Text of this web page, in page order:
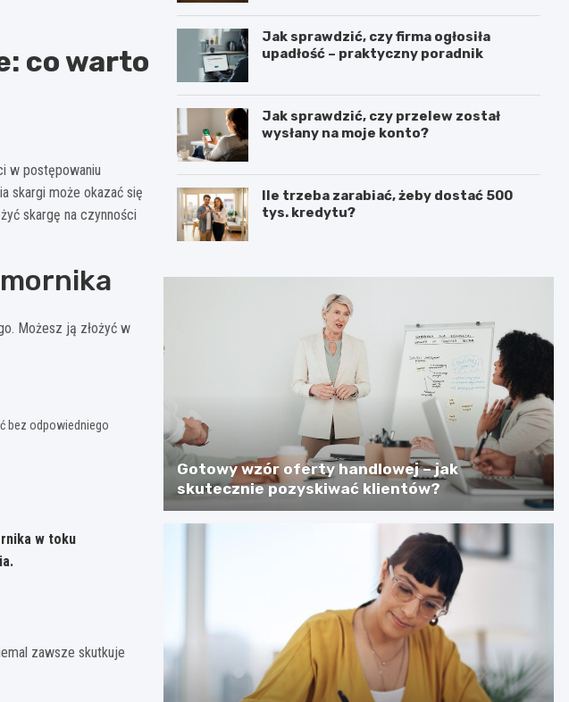
co warto
w postępowaniu
skargi może okazać się
skargę na czynności
Możesz ją złożyć w
bez odpowiedniego
w toku
zawsze skutkuje
Jak sprawdzić, czy firma ogłosiła
upadłość – praktyczny poradnik
Jak sprawdzić, czy przelew został
wysłany na moje konto?
Ile trzeba zarabiać, żeby dostać 500
tys. kredytu?
Gotowy wzór oferty handlowej – jak
skutecznie pozyskiwać klientów?